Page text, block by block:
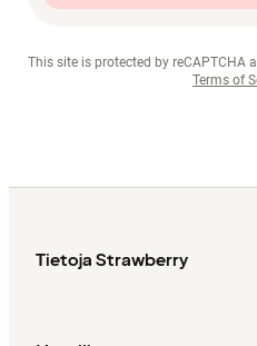
This site is protected by reCAPTCHA
Terms of
Tietoja Strawberry